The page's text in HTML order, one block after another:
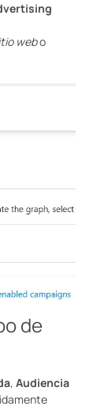
webo
de
, Audiencia